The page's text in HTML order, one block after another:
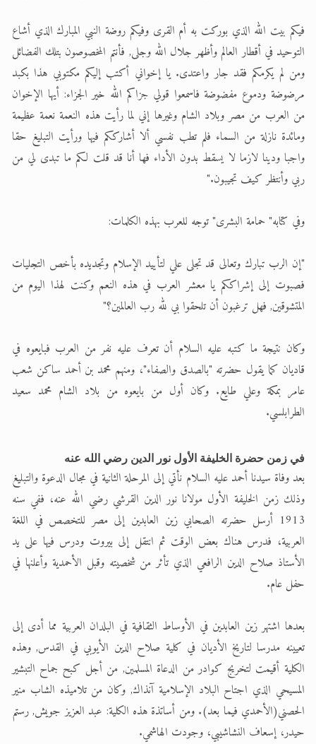
فيكم بيت الله الذي بوركت به أم القرى وفيكم روضة النبي المبارك الذي أشاع
التوحيد في أقطار العالم وأظهر جلال الله وجلى, فأنتم المخصوصون بتلك الفضائل
ومن لم يكرمكم فقد جار واعتدى. يا إخواني أكتب إليكم مكتوبي هذا بكبد
مرضوضة ودموع مفضوضة فاسمعوا قولي جزاكم الله خير الجزاء: أيها الإخوان
من العرب من مصر وبلاد الشام وغيرها إني لما رأيت هذه النعمة نعمة عظيمة
ومائدة نازلة من السماء فلم تطب نفسي ألا أشارككم فيها ورأيت التبليغ حقا
واجبا ودينا لازما لا يسقط بدون الأداء فها أنا قد قلت لكم ما تبدى لي من
ربي وأنتظر كيف تجيبون."
وفي كتابه" حمامة البشرى" توجه للعرب بهذه الكلمات:
"إن الرب تبارك وتعالى قد تجلى علي لتأييد الإسلام وتجديده بأخص التجليات
فصبوت إلى إشراككم يا معشر العرب في هذه النعم وكنت لهذا اليوم من
المتشوقين, فهل ترغبون أن تلحقوا بي لله رب العالمين؟"
وكان نتيجة ما كتبه عليه السلام أن تعرف عليه نفر من العرب فبايعوه في
قاديان كما يقول حضرته "بالصدق والصفاء"، ومنهم محمد بن أحمد ساكن شعب
عامر بمكة وعلي طايع. وكان أول من بايعوه من بلاد الشام محمد سعيد
الطرابلسي.
في زمن حضرة الخليفة الأول نور الدين رضي الله عنه
بعد وفاة سيدنا أحمد عليه السلام نأتي إلى المرحلة الثانية في مجال الدعوة والتبليغ
وذلك زمن الخليفة الأول مولانا نور الدين القرشي رضي الله عنه، ففي سنه
1913 أرسل حضرته الصحابي زين العابدين إلى مصر للتخصص في اللغة
العربية، فدرس هناك بعض الوقت ثم انتقل إلى بيروت ودرس فيها على يد
الأستاذ صلاح الدين الرافعي الذي تأثر من شخصيته وقبل الأحمدية وأعلنها في
حفل عام.
بعدها اشتهر زين العابدين في الأوساط الثقافية في البلدان العربية مما أدى إلى
تعيينه مدرسا لتاريخ الأديان في كلية صلاح الدين الأيوبي في القدس, وهذه
الكلية أقيمت لتخريج كوادر من الدعاة المسلمين, من أجل كبح جماح التبشير
المسيحي الذي اجتاح البلاد الإسلامية آنذاك, وكان من تلاميذه الشاب منير
الحصني(الأحمدي فيما بعد). ومن أساتذة هذه الكلية: عبد العزيز جويش, رستم
حيدر، إسعاف النشاشيبي، وجودت الهاشمي.